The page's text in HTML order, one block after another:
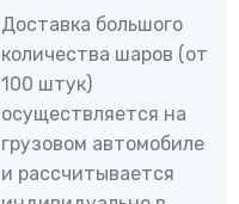
Доставка большого
количества шаров (от
100 штук)
осуществляется на
грузовом автомобиле
и рассчитывается